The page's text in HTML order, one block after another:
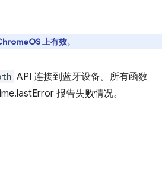
上有效。
API 连接到蓝牙设备。所有函数
报告失败情况。